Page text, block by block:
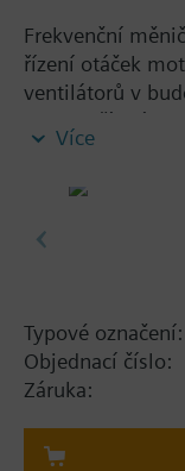
Frekvenční
řízení otáček
ventilátorů v
PM230, řídicí
plechem na
Additional info
Při použití sady
o 20 mm.
Více
Typové označení:
Objednací číslo:
Záruka: